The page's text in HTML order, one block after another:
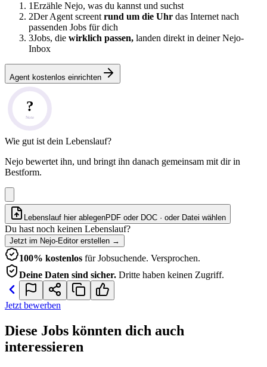
1Erzähle Nejo, was du kannst und suchst
2Der Agent screent rund um die Uhr das Internet nach
passenden Jobs für dich
3Jobs, die wirklich passen, landen direkt in deiner Nejo-
Inbox
Agent kostenlos einrichten
?
Note
Wie gut ist dein Lebenslauf?
Nejo bewertet ihn, und bringt ihn danach gemeinsam mit dir in
Bestform.
Lebenslauf hier ablegenPDF oder DOC · oder Datei wählen
Du hast noch keinen Lebenslauf?
Jetzt im Nejo-Editor erstellen →
100% kostenlos für Jobsuchende. Versprochen.
Deine Daten sind sicher. Dritte haben keinen Zugriff.
Jetzt bewerben
Diese Jobs könnten dich auch
interessieren